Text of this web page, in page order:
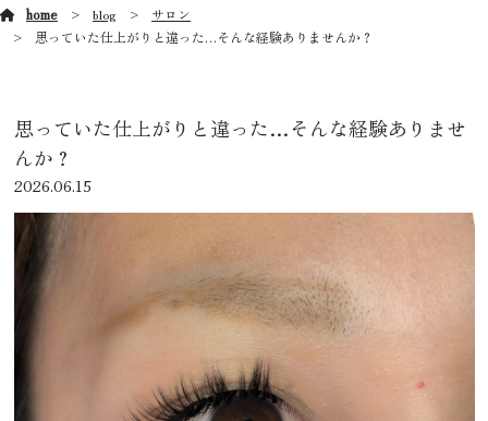
home blog
サロン
思っていた仕上がりと違った…そんな経験ありませんか？
思っていた仕上がりと違った…そんな経験ありませ
んか？
2026.06.15